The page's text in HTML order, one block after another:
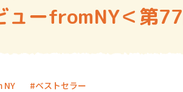
ーfromNY＜第
NY ベストセラー